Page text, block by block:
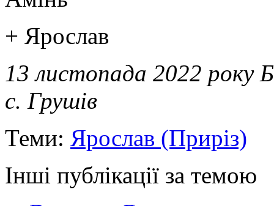
+ Ярослав
13 листопада 2022 року
с. Грушів
Теми: Ярослав (Приріз)
Інші публікації за темою